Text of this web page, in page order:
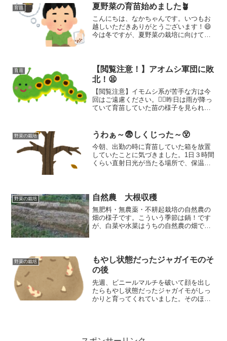
げをして、もう一つはセルトレイのまま
で育ててみようと思います。これがどう
いう違いになるのか見ていこうと思いま
す
育苗 夏野菜の育苗始めました🪴
こんにちは、なかちゃんです。いつもお
越しいただきありがとうございます！😄
今は冬ですが、夏野菜の栽培に向けて育
で３か月ほどかかるもの...
育苗
【閲覧注意！】アオムシ軍団に敗
北！😫
【閲覧注意】イモムシ系が苦手な方は今
回はご遠慮ください。🙇‍♂️昨日は雨が降っ
ていて育苗していた苗の様子を見られま
年からはアブラナ科の育苗をするときに
は防虫ネットをかけるようにします！
野菜の栽培 うわぁ～😨しくじった～😵
今朝、出勤の時に育苗していた箱を放置
していたことに気づきました。1日３時間
くらい直射日光が当たる場所で、保温の
はほとんどしなくて（3～4日に１回くら
いで）もよかったのですっかり世話をす
るのを忘れていました。（ナス科、ウリ
科の世話はしていたのですが・・・）
野菜の栽培 自然農 大根収穫
無肥料・無農薬・不耕起栽培の自然農の
畑の様子です。こういう季節は鍋！です
が、白菜や水菜はうちの自然農の畑では
野菜です。大根の収穫もしましたので、
畑の様子と合わせてみていただきたいと
思います。
野菜の栽培
もやし状態だったジャガイモのそ
の後
先週、ビニールマルチを破いて顔を出し
たらもやし状態だったジャガイモがしっ
かりと育ってくれていました。そのほ